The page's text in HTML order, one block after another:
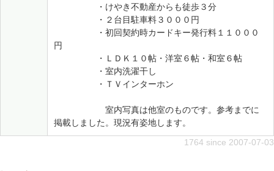
・けやき不動産からも徒歩３分
・２台目駐車料３０００円
・初回契約時カードキー発行料１１０００
円
・ＬＤＫ１０帖・洋室６帖・和室６帖
・室内洗濯干し
・ＴＶインターホン
室内写真は他室のものです。参考までに
掲載しました。現況有姿地します。
1764 since 2007-07-03